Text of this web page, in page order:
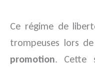
Ce régime de
trompeuses lors de
promotion. Cette